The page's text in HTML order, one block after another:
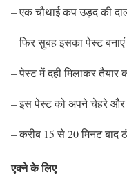
– एक चौथाई कप उड़द की
– फिर सुबह इसका पेस्ट
– पेस्ट में दही मिलाकर तैयार
– इस पेस्ट को अपने चेहरे और
– करीब 15 से 20 मिनट बाद
एक्ने के लिए